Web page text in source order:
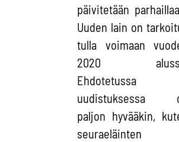
päivitetään
Uuden lain on
tulla voimaan
2020
Ehdotetussa
uudistuksessa
paljon hyvääkin,
seuraeläinten